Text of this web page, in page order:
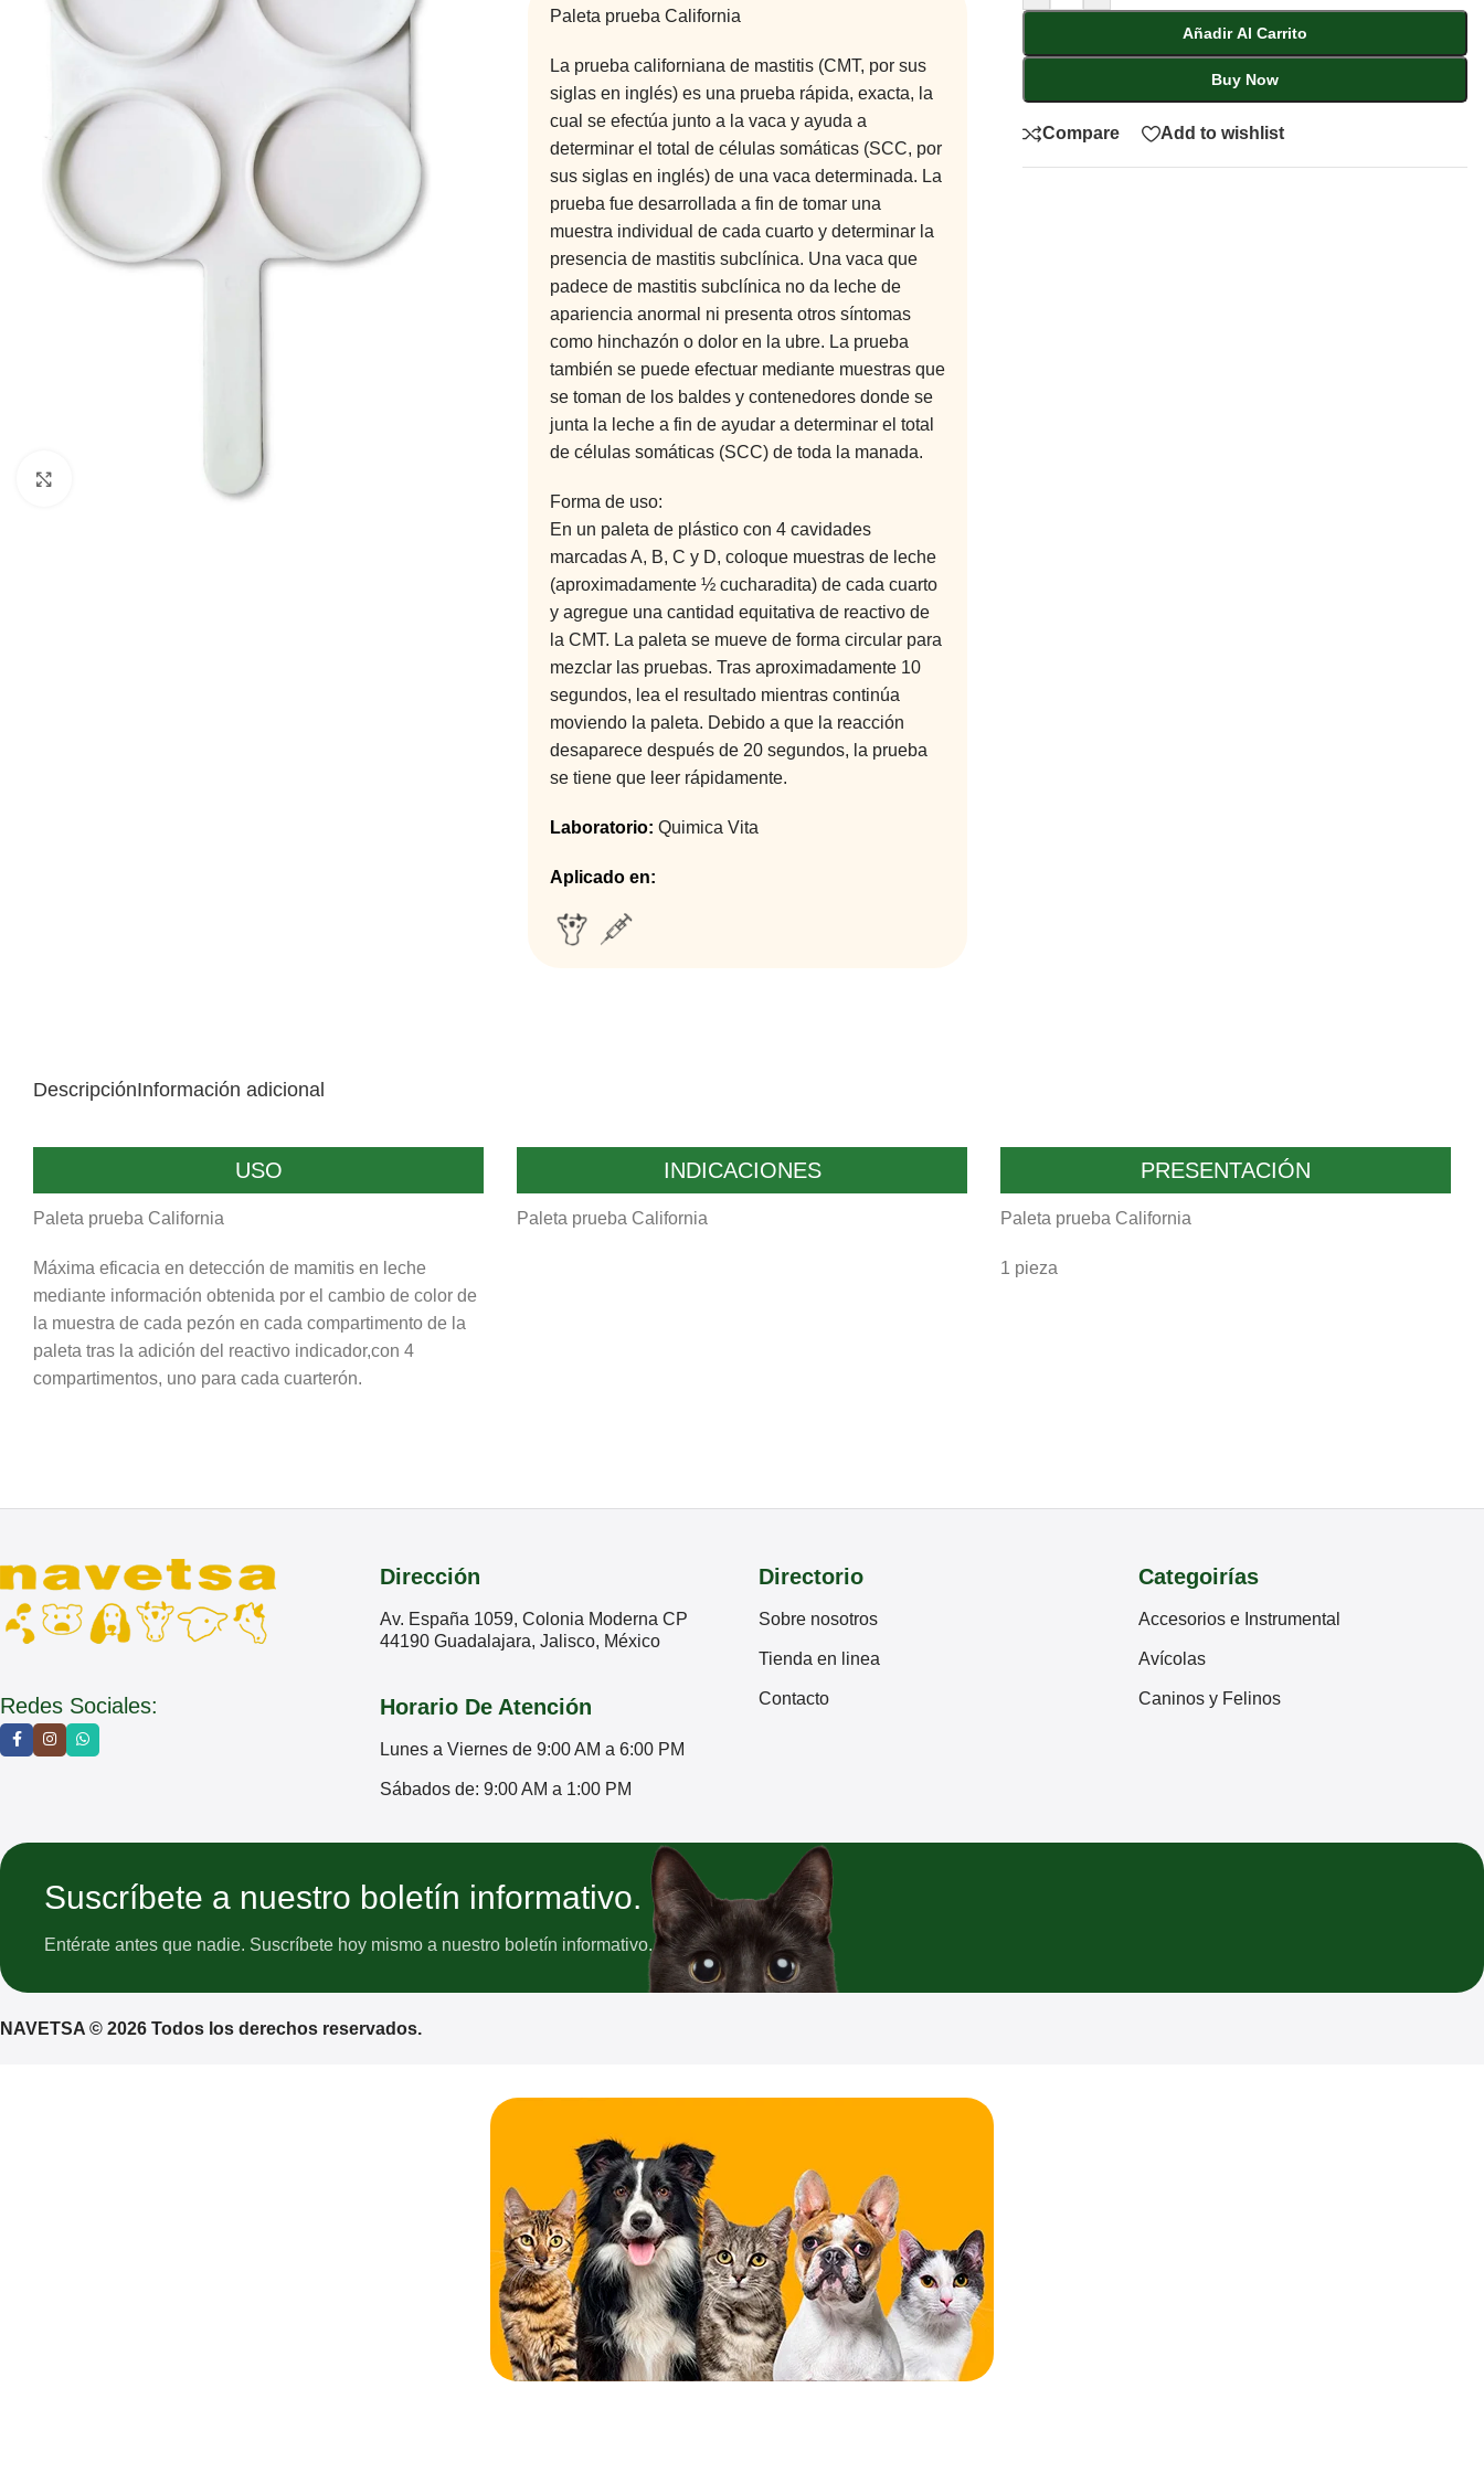
Paleta prueba California
La prueba californiana de mastitis (CMT, por sus
siglas en inglés) es una prueba rápida, exacta, la
cual se efectúa junto a la vaca y ayuda a
determinar el total de células somáticas (SCC, por
sus siglas en inglés) de una vaca determinada. La
prueba fue desarrollada a fin de tomar una
muestra individual de cada cuarto y determinar la
presencia de mastitis subclínica. Una vaca que
padece de mastitis subclínica no da leche de
apariencia anormal ni presenta otros síntomas
como hinchazón o dolor en la ubre. La prueba
también se puede efectuar mediante muestras que
se toman de los baldes y contenedores donde se
junta la leche a fin de ayudar a determinar el total
de células somáticas (SCC) de toda la manada.
Forma de uso:
En un paleta de plástico con 4 cavidades
marcadas A, B, C y D, coloque muestras de leche
(aproximadamente ½ cucharadita) de cada cuarto
y agregue una cantidad equitativa de reactivo de
la CMT. La paleta se mueve de forma circular para
mezclar las pruebas. Tras aproximadamente 10
segundos, lea el resultado mientras continúa
moviendo la paleta. Debido a que la reacción
desaparece después de 20 segundos, la prueba
se tiene que leer rápidamente.
Laboratorio: Quimica Vita
Aplicado en:
Añadir Al Carrito
Buy Now
Compare Add to wishlist
DescripciónInformación adicional
USO
Paleta prueba California
Máxima eficacia en detección de mamitis en leche
mediante información obtenida por el cambio de color de
la muestra de cada pezón en cada compartimento de la
paleta tras la adición del reactivo indicador,con 4
compartimentos, uno para cada cuarterón.
INDICACIONES
Paleta prueba California
PRESENTACIÓN
Paleta prueba California
1 pieza
Redes Sociales:
Dirección
Av. España 1059, Colonia Moderna CP
44190 Guadalajara, Jalisco, México
Horario De Atención
Lunes a Viernes de 9:00 AM a 6:00 PM
Sábados de: 9:00 AM a 1:00 PM
Directorio
Sobre nosotros
Tienda en linea
Contacto
Categoirías
Accesorios e Instrumental
Avícolas
Caninos y Felinos
Suscríbete a nuestro boletín informativo.
Entérate antes que nadie. Suscríbete hoy mismo a nuestro boletín informativo.
NAVETSA © 2026 Todos los derechos reservados.